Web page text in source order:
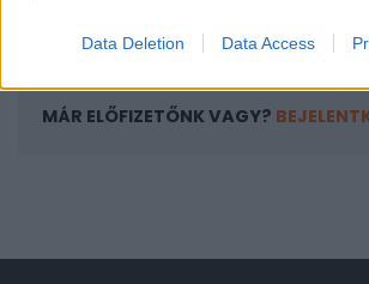
Data Deletion Data Access
MÁR ELŐFIZETŐNK VAGY?